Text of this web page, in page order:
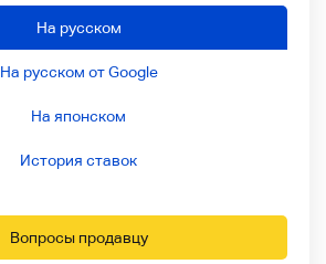
На русском
На русском от Google
На японском
История ставок
Вопросы продавцу